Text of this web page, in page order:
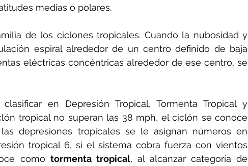
medias o polares.
de los ciclones tropicales. Cuando la nubosidad y
espiral alrededor de un centro definido de baja
eléctricas concéntricas alrededor de ese centro, se
en Depresión Tropical, Tormenta Tropical y
tropical no superan las 38 mph, el ciclón se conoce
depresiones tropicales se le asignan números en
tropical 6, si el sistema cobra fuerza con vientos
como tormenta tropical, al alcanzar categoría de